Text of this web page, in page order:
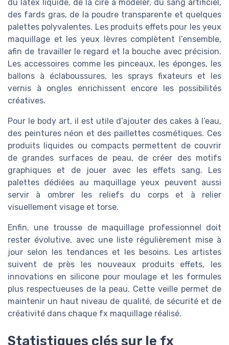
du latex liquide, de la cire à modeler, du sang artificiel,
des fards gras, de la poudre transparente et quelques
palettes polyvalentes. Les produits effets pour les yeux
maquillage et les yeux lèvres complètent l’ensemble,
afin de travailler le regard et la bouche avec précision.
Les accessoires comme les pinceaux, les éponges, les
ballons à éclaboussures, les sprays fixateurs et les
vernis à ongles enrichissent encore les possibilités
créatives.
Pour le body art, il est utile d’ajouter des cakes à l’eau,
des peintures néon et des paillettes cosmétiques. Ces
produits liquides ou compacts permettent de couvrir
de grandes surfaces de peau, de créer des motifs
graphiques et de jouer avec les effets sang. Les
palettes dédiées au maquillage yeux peuvent aussi
servir à ombrer les reliefs du corps et à relier
visuellement visage et torse.
Enfin, une trousse de maquillage professionnel doit
rester évolutive, avec une liste régulièrement mise à
jour selon les tendances et les besoins. Les artistes
suivent de près les nouveaux produits effets, les
innovations en silicone pour moulage et les formules
plus respectueuses de la peau. Cette veille permet de
maintenir un haut niveau de qualité, de sécurité et de
créativité dans chaque fx maquillage réalisé.
Statistiques clés sur le fx